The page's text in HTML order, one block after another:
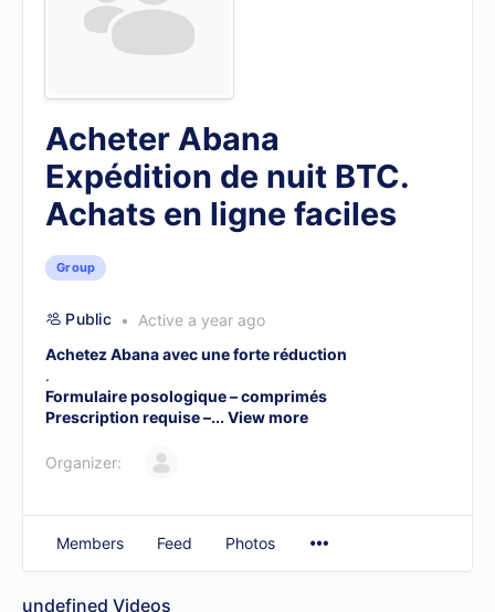
Acheter Abana
Expédition de nuit BTC.
Achats en ligne faciles
Group
Public
Active a year ago
Achetez Abana avec une forte réduction
.
Formulaire posologique – comprimés
Prescription requise –... View more
Organizer:
Members Feed Photos
undefined Videos